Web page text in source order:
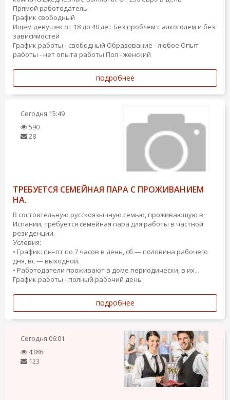
Прямой работодатель
График свободный
Ищем девушек от 18 до 40 лет Без проблем с алкоголем и без
зависимостей
График работы - свободный Образование - любое Опыт
работы - нет опыта работы Пол - женский
подробнее
Сегодня 15:49
590
28
ТРЕБУЕТСЯ СЕМЕЙНАЯ ПАРА С ПРОЖИВАНИЕМ
НА.
В состоятельную русскоязычную семью, проживающую в
Испании, требуется семейная пара для работы в частной
резиденции.
Условия:
• График: пн–пт по 7 часов в день, сб — половина рабочего
дня, вс — выходной.
• Работодатели проживают в доме периодически, в их...
График работы - полный рабочий день
подробнее
Сегодня 06:01
4386
123